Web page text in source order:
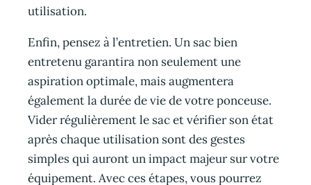
utilisation.
Enfin, pensez à l’entretien. Un sac bien
entretenu garantira non seulement une
aspiration optimale, mais augmentera
également la durée de vie de votre ponceuse.
Vider régulièrement le sac et vérifier son état
après chaque utilisation sont des gestes
simples qui auront un impact majeur sur votre
équipement. Avec ces étapes, vous pourrez